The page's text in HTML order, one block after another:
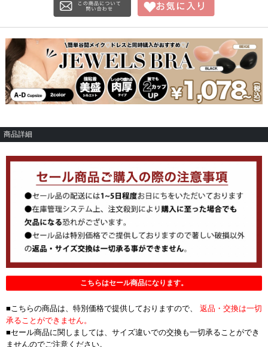
商品詳細
こちらはセール商品になります。
■こちらの商品は、特別価格で提供しておりますので、 返品・交換は一切
承ることができません。
■セール商品に関しましては、サイズ違いでの交換も一切承ることができ
ませんのでご注意ください。